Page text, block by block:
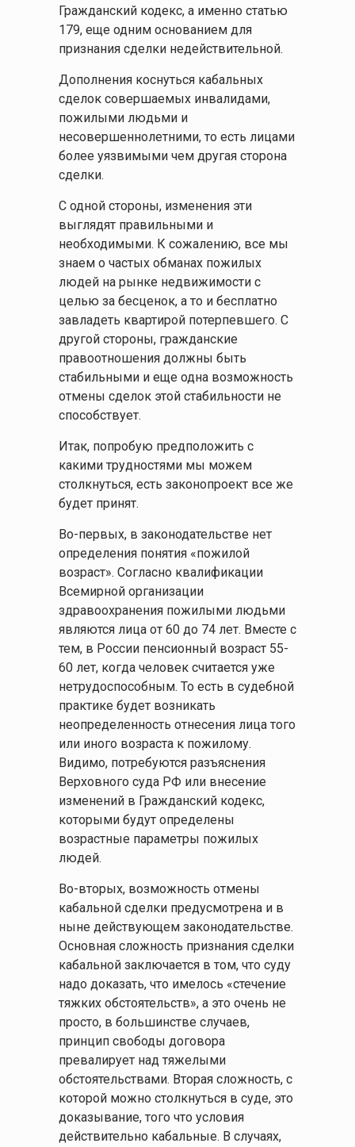
Гражданский кодекс, а именно статью
179, еще одним основанием для
признания сделки недействительной.
Дополнения коснуться кабальных
сделок совершаемых инвалидами,
пожилыми людьми и
несовершеннолетними, то есть лицами
более уязвимыми чем другая сторона
сделки.
С одной стороны, изменения эти
выглядят правильными и
необходимыми. К сожалению, все мы
знаем о частых обманах пожилых
людей на рынке недвижимости с
целью за бесценок, а то и бесплатно
завладеть квартирой потерпевшего. С
другой стороны, гражданские
правоотношения должны быть
стабильными и еще одна возможность
отмены сделок этой стабильности не
способствует.
Итак, попробую предположить с
какими трудностями мы можем
столкнуться, есть законопроект все же
будет принят.
Во-первых, в законодательстве нет
определения понятия «пожилой
возраст». Согласно квалификации
Всемирной организации
здравоохранения пожилыми людьми
являются лица от 60 до 74 лет. Вместе с
тем, в России пенсионный возраст 55-
60 лет, когда человек считается уже
нетрудоспособным. То есть в судебной
практике будет возникать
неопределенность отнесения лица того
или иного возраста к пожилому.
Видимо, потребуются разъяснения
Верховного суда РФ или внесение
изменений в Гражданский кодекс,
которыми будут определены
возрастные параметры пожилых
людей.
Во-вторых, возможность отмены
кабальной сделки предусмотрена и в
ныне действующем законодательстве.
Основная сложность признания сделки
кабальной заключается в том, что суду
надо доказать, что имелось «стечение
тяжких обстоятельств», а это очень не
просто, в большинстве случаев,
принцип свободы договора
превалирует над тяжелыми
обстоятельствами. Вторая сложность, с
которой можно столкнуться в суде, это
доказывание, того что условия
действительно кабальные. В случаях,